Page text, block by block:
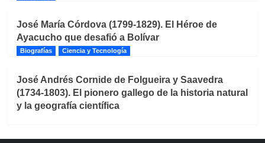
José María Córdova (1799-1829). El Héroe de
Ayacucho que desafió a Bolívar
Biografías Ciencia y Tecnología
José Andrés Cornide de Folgueira y Saavedra
(1734-1803). El pionero gallego de la historia natural
y la geografía científica